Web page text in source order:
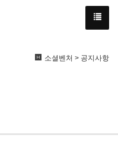
소셜벤처 > 공지사항